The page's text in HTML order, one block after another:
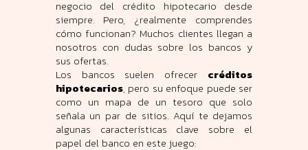
negocio del crédito hipotecario desde
siempre. Pero, ¿realmente comprendes
cómo funcionan? Muchos clientes llegan a
nosotros con dudas sobre los bancos y
sus ofertas.
Los bancos suelen ofrecer créditos
hipotecarios, pero su enfoque puede ser
como un mapa de un tesoro que solo
señala un par de sitios. Aquí te dejamos
algunas características clave sobre el
papel del banco en este juego: